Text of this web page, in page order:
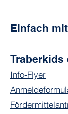
Einfach
Traberkids
Info-Flyer